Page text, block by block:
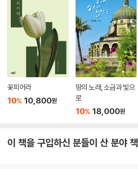
꽃피어라
10% 10,800원
땅의 노래, 소금과 빛으
로
10% 18,000원
이 책을 구입하신 분들이 산 분야 책